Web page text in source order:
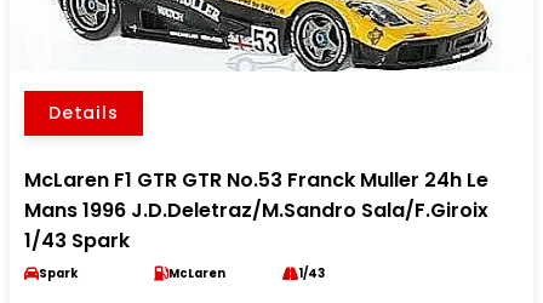
Details
McLaren F1 GTR GTR No.53 Franck Muller 24h Le
Mans 1996 J.D.Deletraz/M.Sandro Sala/F.Giroix
1/43 Spark
Spark McLaren 1/43